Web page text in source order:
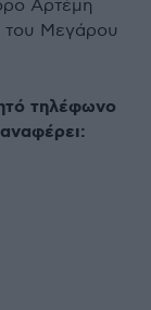
Αρτέμη
του Μεγάρου
τηλέφωνο